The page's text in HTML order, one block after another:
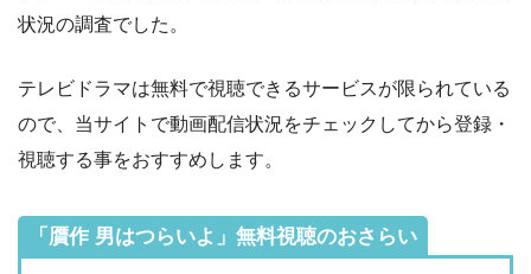
状況の調査でした。
テレビドラマは無料で視聴できるサービスが限られている
ので、当サイトで動画配信状況をチェックしてから登録・
視聴する事をおすすめします。
「贋作 男はつらいよ」無料視聴のおさらい